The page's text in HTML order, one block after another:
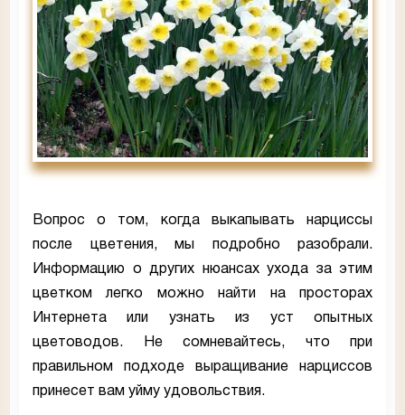
Вопрос о том, когда выкапывать нарциссы
после цветения, мы подробно разобрали.
Информацию о других нюансах ухода за этим
цветком легко можно найти на просторах
Интернета или узнать из уст опытных
цветоводов. Не сомневайтесь, что при
правильном подходе выращивание нарциссов
принесет вам уйму удовольствия.